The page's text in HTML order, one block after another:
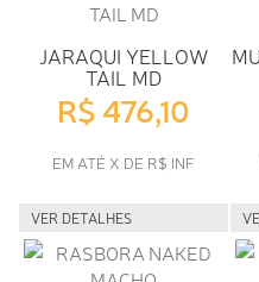
JARAQUI YELLOW
TAIL MD
R$ 476,10
EM ATÉ X DE R$ INF
VER DETALHES